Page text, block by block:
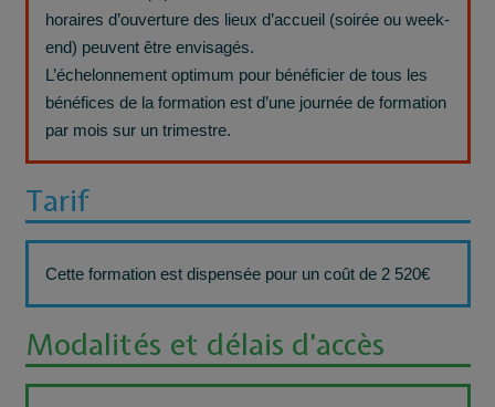
horaires d’ouverture des lieux d’accueil (soirée ou week-
end) peuvent être envisagés.
L’échelonnement optimum pour bénéficier de tous les
bénéfices de la formation est d’une journée de formation
par mois sur un trimestre.
Tarif
Cette formation est dispensée pour un coût de 2 520€
Modalités et délais d’accès